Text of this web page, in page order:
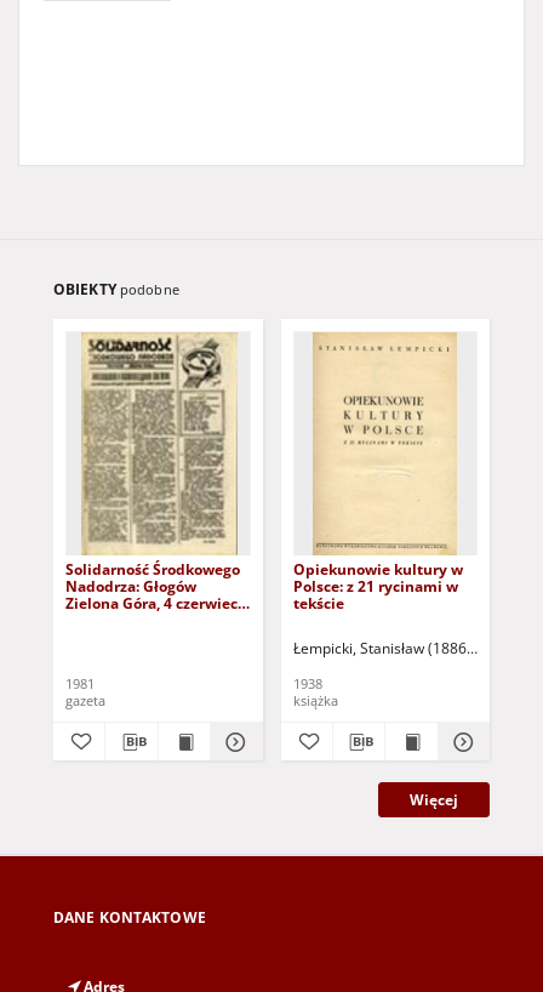
OBIEKTY podobne
Solidarność Środkowego
Nadodrza: Głogów
Zielona Góra, 4 czerwiec
1981
gazeta
Opiekunowie kultury w
Polsce: z 21 rycinami w
tekście
Łempicki, Stanisław (1886-1947)
1938
książka
Więcej
DANE KONTAKTOWE
Adres